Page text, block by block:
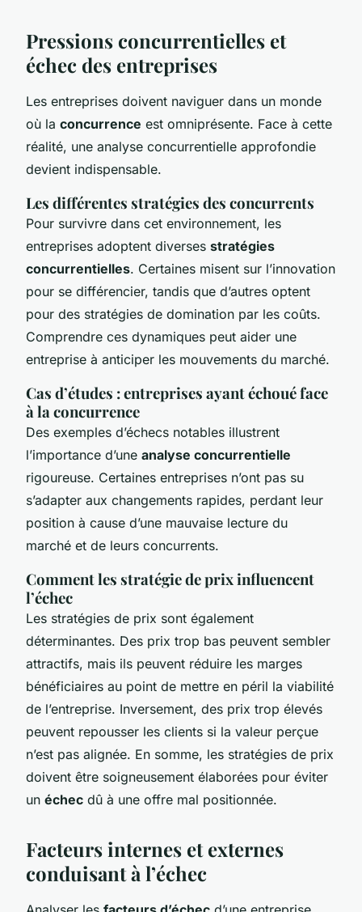
Pressions concurrentielles et
échec des entreprises
Les entreprises doivent naviguer dans un monde
où la concurrence est omniprésente. Face à cette
réalité, une analyse concurrentielle approfondie
devient indispensable.
Les différentes stratégies des concurrents
Pour survivre dans cet environnement, les
entreprises adoptent diverses stratégies
concurrentielles. Certaines misent sur l’innovation
pour se différencier, tandis que d’autres optent
pour des stratégies de domination par les coûts.
Comprendre ces dynamiques peut aider une
entreprise à anticiper les mouvements du marché.
Cas d’études : entreprises ayant échoué face
à la concurrence
Des exemples d’échecs notables illustrent
l’importance d’une analyse concurrentielle
rigoureuse. Certaines entreprises n’ont pas su
s’adapter aux changements rapides, perdant leur
position à cause d’une mauvaise lecture du
marché et de leurs concurrents.
Comment les stratégie de prix influencent
l’échec
Les stratégies de prix sont également
déterminantes. Des prix trop bas peuvent sembler
attractifs, mais ils peuvent réduire les marges
bénéficiaires au point de mettre en péril la viabilité
de l’entreprise. Inversement, des prix trop élevés
peuvent repousser les clients si la valeur perçue
n’est pas alignée. En somme, les stratégies de prix
doivent être soigneusement élaborées pour éviter
un échec dû à une offre mal positionnée.
Facteurs internes et externes
conduisant à l’échec